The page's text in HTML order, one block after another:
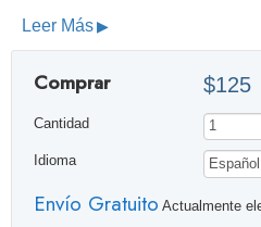
Leer Más
Comprar $125
Cantidad
Idioma
Envío Gratuito Actualmente